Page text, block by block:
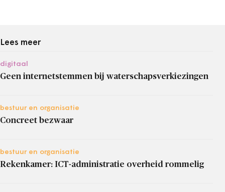
Lees meer
digitaal
Geen internetstemmen bij waterschapsverkiezingen
bestuur en organisatie
Concreet bezwaar
bestuur en organisatie
Rekenkamer: ICT-administratie overheid rommelig